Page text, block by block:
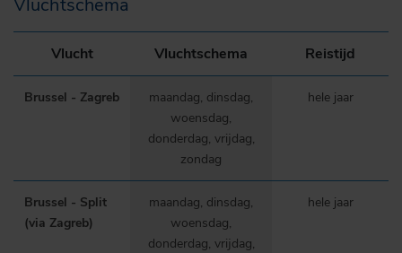
Vlucht
Brussel - Zagreb
Brussel - Split
(via Zagreb)
Vluchtschema Reistijd
maandag, dinsdag,
woensdag,
donderdag, vrijdag,
zondag
hele jaar
maandag, dinsdag,
woensdag,
donderdag, vrijdag,
hele jaar